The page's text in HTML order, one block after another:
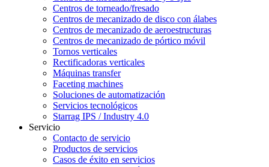
Centros de torneado/fresado
Centros de mecanizado de disco con álabes
Centros de mecanizado de aeroestructuras
Centros de mecanizado de pórtico móvil
Tornos verticales
Rectificadoras verticales
Máquinas transfer
Faceting machines
Soluciones de automatización
Servicios tecnológicos
Starrag IPS / Industry 4.0
Servicio
Contacto de servicio
Productos de servicios
Casos de éxito en servicios